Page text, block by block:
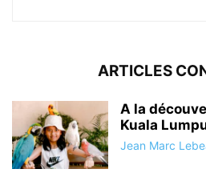
ARTICLES
A la
Kuala
Jean Marc